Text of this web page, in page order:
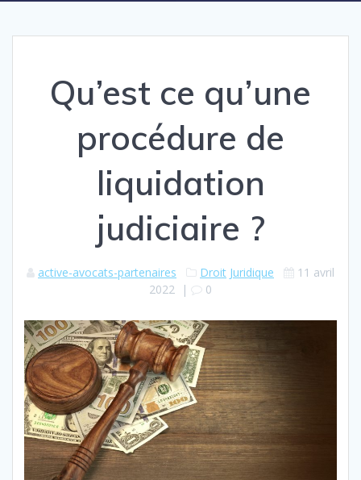
Qu’est ce qu’une
procédure de
liquidation
judiciaire ?
active-avocats-partenaires Droit Juridique
11 avril
2022 | 0